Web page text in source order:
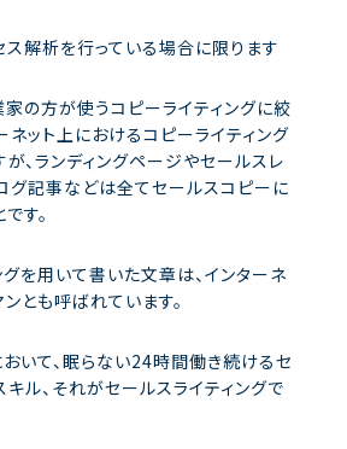
解析を行っている場合に限ります
家の方が使うコピーライティングに絞
ネット上におけるコピーライティング
、ランディングページやセールスレ
グ記事などは全てセールスコピーに
す。
を用いて書いた文章は、インターネ
とも呼ばれています。
いて、眠らない24時間働き続けるセ
ル、それがセールスライティングで